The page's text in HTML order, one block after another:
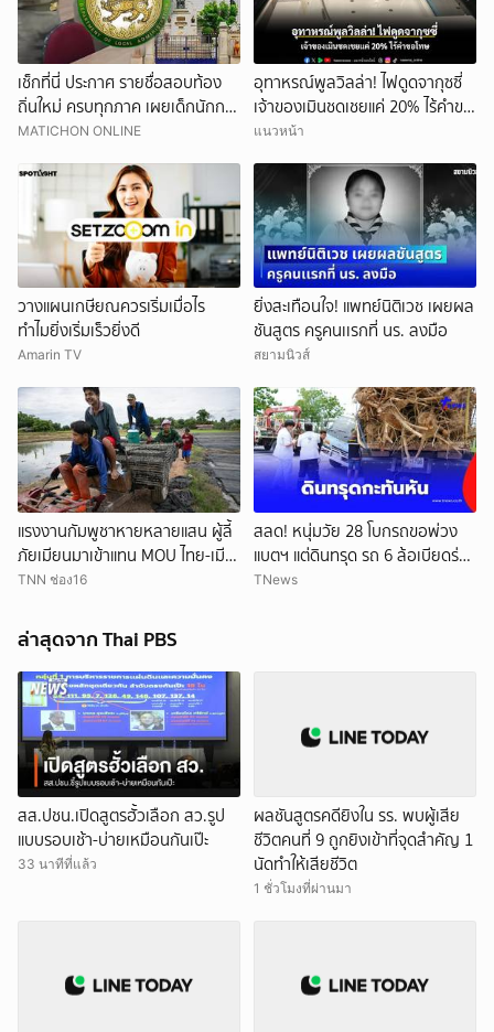
เช็กที่นี่ ประกาศ รายชื่อสอบท้อง
ถิ่นใหม่ ครบทุกภาค เผยเด็กนักการ
เมืองดังหลุดอื้อ
MATICHON ONLINE
อุทาหรณ์พูลวิลล่า! ไฟดูดจากุซซี่
เจ้าของเมินชดเชยแค่ 20% ไร้คำขอ
โทษ
แนวหน้า
วางแผนเกษียณควรเริ่มเมื่อไร
ทำไมยิ่งเริ่มเร็วยิ่งดี
Amarin TV
ยิ่งสะเทือนใจ! แพทย์นิติเวช เผยผล
ชันสูตร ครูคนเเรกที่ นร. ลงมือ
สยามนิวส์
แรงงานกัมพูชาหายหลายแสน ผู้ลี้
ภัยเมียนมาเข้าแทน MOU ไทย-เมีย
นมาจะเปิดทางแค่ไหน
TNN ช่อง16
สลด! หนุ่มวัย 28 โบกรถขอพ่วง
แบตฯ แต่ดินทรุด รถ 6 ล้อเบียดร่าง
ดับ
TNews
ล่าสุดจาก Thai PBS
สส.ปชน.เปิดสูตรฮั้วเลือก สว.รูป
แบบรอบเช้า-บ่ายเหมือนกันเป๊ะ
33 นาทีที่แล้ว
ผลชันสูตรคดียิงใน รร. พบผู้เสีย
ชีวิตคนที่ 9 ถูกยิงเข้าที่จุดสำคัญ 1
นัดทำให้เสียชีวิต
1 ชั่วโมงที่ผ่านมา